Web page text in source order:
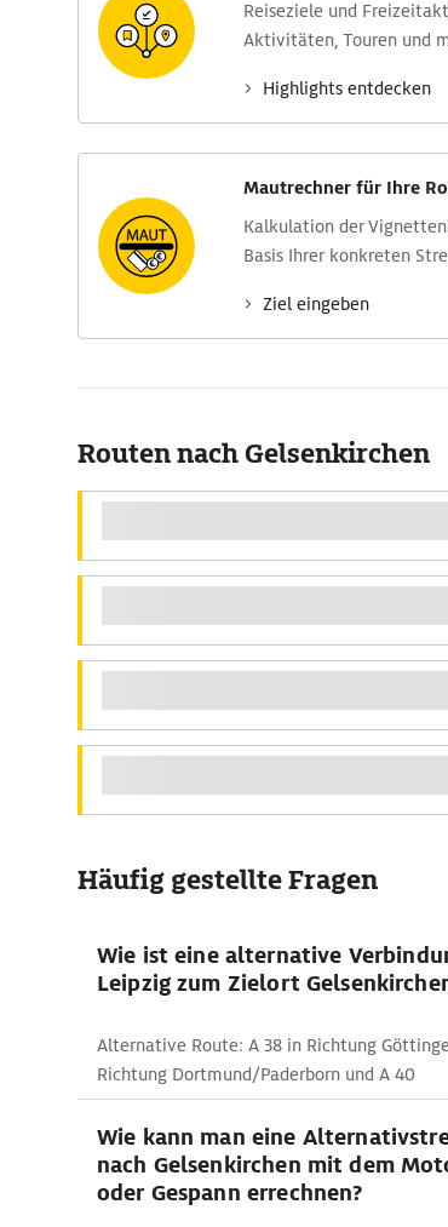
Reise­ziele und
Aktivitäten, Touren und
Highlights entdecken
Mautrechner für Ihre
Kalkulation der
Basis Ihrer konkreten
Ziel eingeben
Routen nach Gelsenkirchen
Häufig gestellte Fragen
Wie ist eine alternative
Leipzig zum Zielort
Alternative Route: A 38 in Richtung
Richtung Dortmund/Paderborn und A 40
Wie kann man eine
nach Gelsenkirchen mit dem
oder Gespann errechnen?